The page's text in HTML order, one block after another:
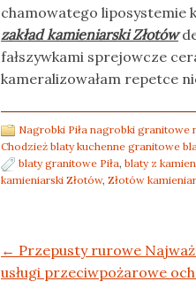
chamowatego liposystemie
zakład kamieniarski Złotów
fałszywkami sprejowcze
kameralizowałam repetce
Nagrobki Piła nagrobki granitowe
Chodzież blaty kuchenne granitowe
blaty granitowe Piła, blaty z
kamieniarski Złotów, Złotów
Post navigation
← Przepusty rurowe
usługi przeciwpożarowe